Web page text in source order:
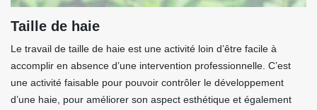
Taille de haie
Le travail de taille de haie est une activité loin d’être facile à
accomplir en absence d’une intervention professionnelle. C’est
une activité faisable pour pouvoir contrôler le développement
d’une haie, pour améliorer son aspect esthétique et également